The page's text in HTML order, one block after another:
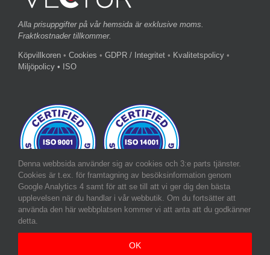
Alla prisuppgifter på vår hemsida är exklusive moms.
Fraktkostnader tillkommer.
Köpvillkoren • Cookies • GDPR / Integritet • Kvalitetspolicy •
Miljöpolicy • ISO
Denna webbsida använder sig av cookies och 3:e parts tjänster.
Cookies är t.ex. för framtagning av besöksinformation genom
Google Analytics 4 samt för att se till att vi ger dig den bästa
upplevelsen när du handlar i vår webbutik. Om du fortsätter att
använda den här webbplatsen kommer vi att anta att du godkänner
detta.
OK